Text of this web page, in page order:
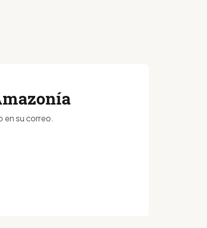
en su correo.